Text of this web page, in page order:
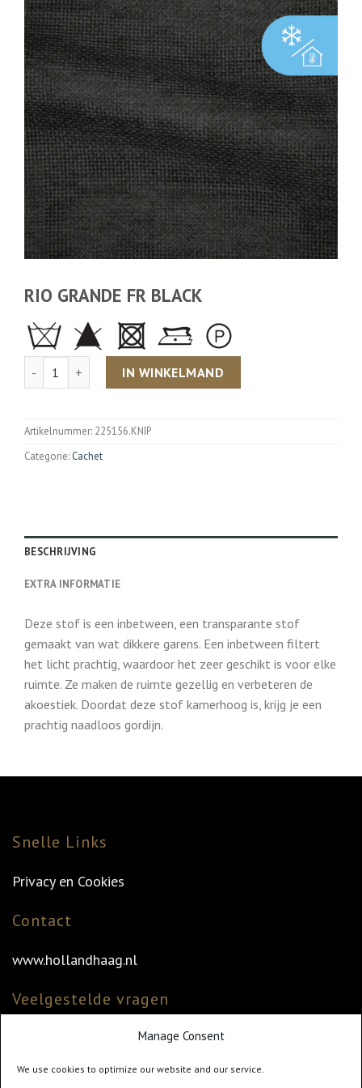
Manage Consent
We use cookies to optimize our website and our service.
RIO GRANDE FR BLACK
Aantal IN WINKELMAND
Artikelnummer: 225156.KNIP
Categorie: Cachet
BESCHRIJVING
EXTRA INFORMATIE
Deze stof is een inbetween, een transparante stof
gemaakt van wat dikkere garens. Een inbetween filtert
het licht prachtig, waardoor het zeer geschikt is voor elke
ruimte. Ze maken de ruimte gezellig en verbeteren de
akoestiek. Doordat deze stof kamerhoog is, krijg je een
prachtig naadloos gordijn.
Snelle Links
Privacy en Cookies
Contact
www.hollandhaag.nl
Veelgestelde vragen
Veelgestelde vragen